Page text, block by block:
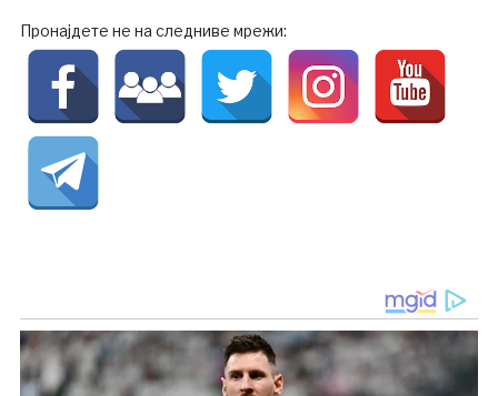
Пронајдете не на следниве мрежи: